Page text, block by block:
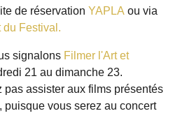
de réservation YAPLA ou via
du Festival.
signalons Filmer l'Art et
21 au dimanche 23.
pas assister aux films présentés
puisque vous serez au concert